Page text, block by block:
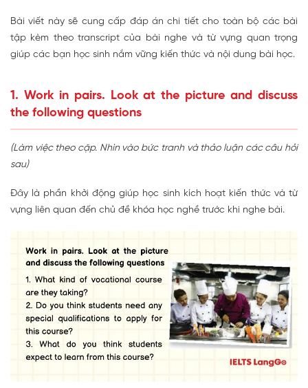
Bài viết này sẽ cung cấp đáp án chi tiết cho toàn bộ các bài
tập kèm theo transcript của bài nghe và từ vựng quan trọng
giúp các bạn học sinh nắm vững kiến thức và nội dung bài học.
1. Work in pairs. Look at the picture and discuss
the following questions
(Làm việc theo cặp. Nhìn vào bức tranh và thảo luận các câu hỏi
sau)
Đây là phần khởi động giúp học sinh kích hoạt kiến thức và từ
vựng liên quan đến chủ đề khóa học nghề trước khi nghe bài.